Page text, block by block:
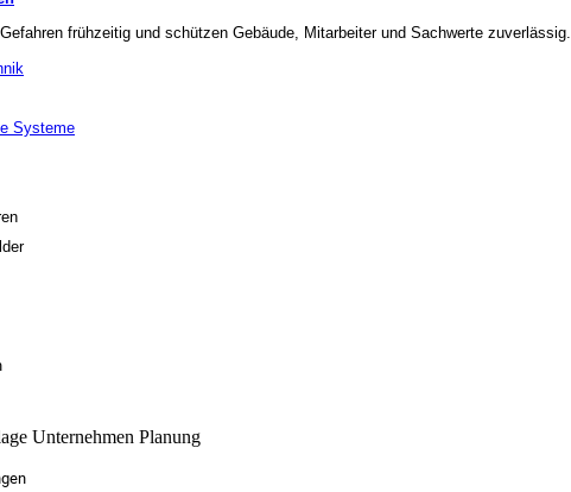
frühzeitig und schützen Gebäude, Mitarbeiter und Sachwerte zuverlässig.
Systeme